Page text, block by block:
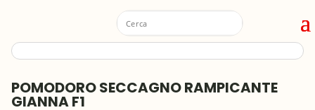
POMODORO SECCAGNO RAMPICANTE
GIANNA F1